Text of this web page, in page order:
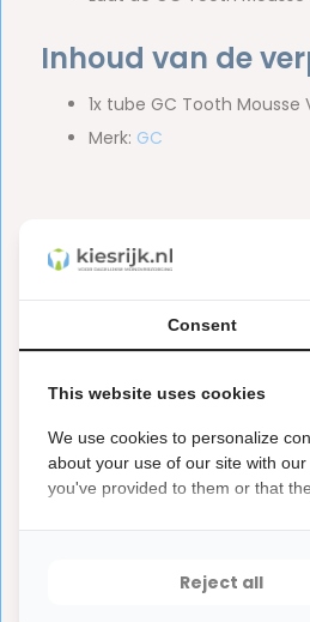
Inhoud van de
1x tube GC Tooth Mousse
Merk: GC
Let op
Dit is een hygiëne
Hygiëneartikelen
hebben ook een
Reviews
from Based
Er zijn nog geen reviews
Consent
This website uses cookies
We use cookies to personalize
about your use of our site with
you've provided to them or that
Reject all